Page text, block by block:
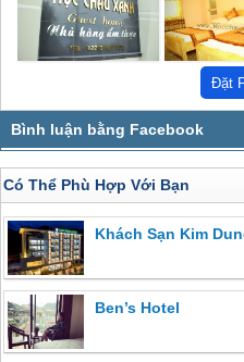
Có Thể Phù Hợp Với Bạn
Khách Sạn Kim
Ben’s Hotel